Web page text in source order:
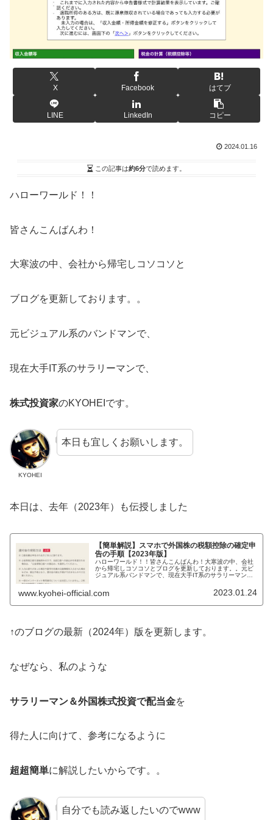
X Facebook はてブ
LINE LinkedIn コピー
2024.01.16
この記事は約6分で読めます。
ハローワールド！！
皆さんこんばんわ！
大寒波の中、会社から帰宅しコソコソと
ブログを更新しております。。
元ビジュアル系のバンドマンで、
現在大手IT系のサラリーマンで、
株式投資家のKYOHEIです。
KYOHEI
本日も宜しくお願いします。
本日は、去年（2023年）も伝授しました
【簡単解説】スマホで外国株の税額控除の確定申
告の手順【2023年版】
ハローワールド！！皆さんこんばんわ！大寒波の中、会社
から帰宅しコソコソとブログを更新しております。。元ビ
ジュアル系バンドマンで、現在大手IT系のサラリーマン
www.kyohei-official.com 2023.01.24
↑のブログの最新（2024年）版を更新します。
なぜなら、私のような
サラリーマン＆外国株式投資で配当金を
得た人に向けて、参考になるように
超超簡単に解説したいからです。。
自分でも読み返したいのでwww